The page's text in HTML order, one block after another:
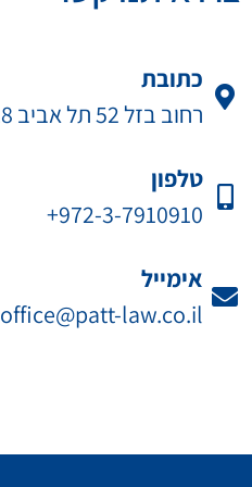
כתובת
רחוב בזל 52 תל אביב 6274428
טלפון
972-3-7910910+
אימייל
office@patt-law.co.il